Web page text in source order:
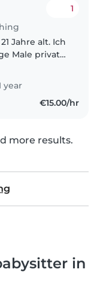
1
Jahre alt. Ich
Male privat
einer
ich mit geistig
year
€15.00/hr
more results.
in